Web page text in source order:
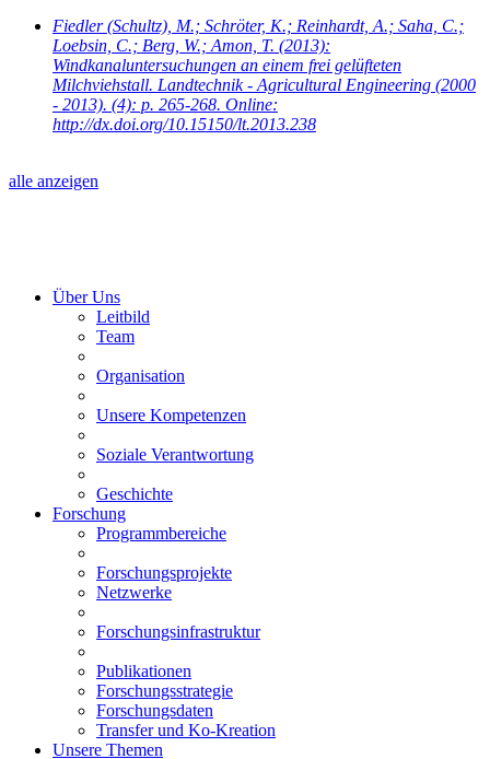
Fiedler (Schultz), M.; Schröter, K.; Reinhardt, A.; Saha, C.;
Loebsin, C.; Berg, W.; Amon, T. (2013):
Windkanaluntersuchungen an einem frei gelüfteten
Milchviehstall. Landtechnik - Agricultural Engineering (2000
- 2013). (4): p. 265-268. Online:
http://dx.doi.org/10.15150/lt.2013.238
alle anzeigen
Über Uns
Leitbild
Team
Organisation
Unsere Kompetenzen
Soziale Verantwortung
Geschichte
Forschung
Programmbereiche
Forschungsprojekte
Netzwerke
Forschungsinfrastruktur
Publikationen
Forschungsstrategie
Forschungsdaten
Transfer und Ko-Kreation
Unsere Themen